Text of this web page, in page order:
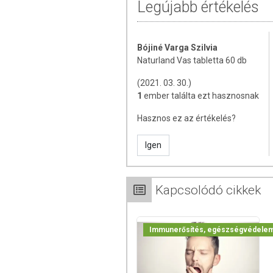
A dobozon jelzett hónap végéig
Száraz, hűvös helyen tartandó!
A termék nem helyettesíti a
termék nem gyógyít betegségeket! A
Betegség esetén használatát
mennyiséget ne lépje túl! Ne szedje
allergiás! Kisgyermektől elzárva
Legújabb értékelés
Bójiné Varga Szilvia
Naturland Vas tabletta 60 db
(2021. 03. 30.)
1 ember találta ezt hasznosnak
Hasznos ez az értékelés?
Igen
Kapcsolódó cikkek
Immunerősítés,